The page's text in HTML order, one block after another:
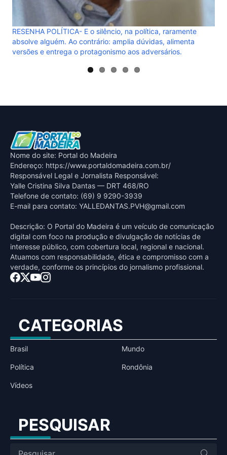
RESENHA POLÍTICA- E o silêncio, na política, raramente
absolve alguém. Ao contrário: amplia dúvidas, alimenta
versões e entrega o protagonismo aos adversários.
Nome do site: Portal do Madeira
Endereço: https://www.portaldomadeira.com.br/
Responsável Legal e Jornalista Responsável:
Yalle Cristina Silva Dantas — DRT 468/RO
Telefone de contato: (69) 9 9290-3939
E-mail para contato: YALLEDANTAS.PVH@gmail.com
Descrição: O Portal do Madeira é um veículo de comunicação
digital com foco na produção e divulgação de notícias de
interesse público, com cobertura local, regional e nacional.
Atuamos com responsabilidade, ética e compromisso com a
verdade, conforme os princípios do jornalismo profissional.
CATEGORIAS
Brasil Mundo
Política Rondônia
Vídeos
PESQUISAR